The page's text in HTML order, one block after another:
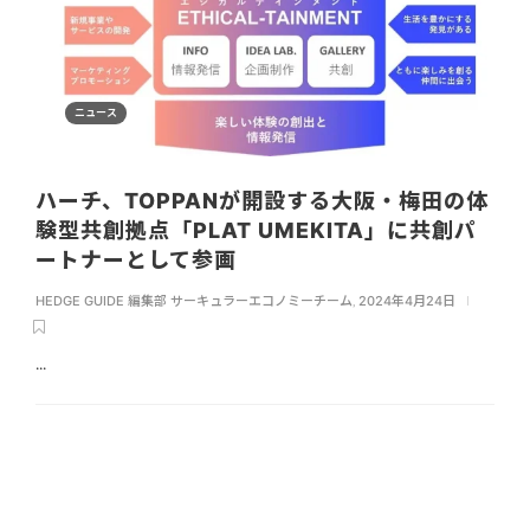
ニュース
ハーチ、TOPPANが開設する大阪・梅田の体
験型共創拠点「PLAT UMEKITA」に共創パ
ートナーとして参画
HEDGE GUIDE 編集部 サーキュラーエコノミーチーム 2024年4月24日
...